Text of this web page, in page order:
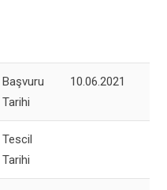
Başvuru
Tarihi
10.06.2021
Tescil
Tarihi